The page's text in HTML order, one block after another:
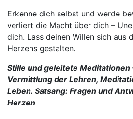
Erkenne dich selbst und werde
verliert die Macht über dich –
dich. Lass deinen Willen sich aus
Herzens gestalten.
Stille und geleitete Meditationen
Vermittlung der Lehren,
Leben. Satsang: Fragen und
Herzen